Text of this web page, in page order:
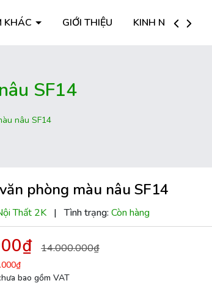
KHÁC GIỚI THIỆU KINH NGHIỆM HAY
SF14
nâu SF14
phòng màu nâu SF14
Thất 2K | Tình trạng: Còn hàng
14.000.000₫
bao gồm VAT